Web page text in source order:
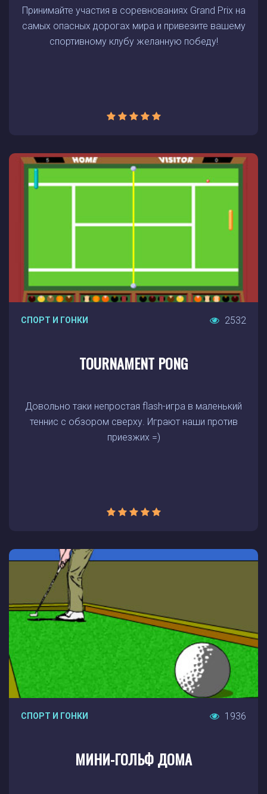
Принимайте участия в соревнованиях Grand Prix на
самых опасных дорогах мира и привезите вашему
спортивному клубу желанную победу!
СПОРТ И ГОНКИ 2532
TOURNAMENT PONG
Довольно таки непростая flash-игра в маленький
теннис с обзором сверху. Играют наши против
приезжих =)
СПОРТ И ГОНКИ 1936
МИНИ-ГОЛЬФ ДОМА